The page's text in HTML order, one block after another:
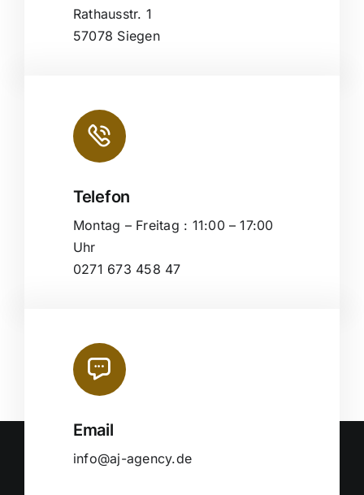
Rathausstr. 1
57078 Siegen
Telefon
Montag – Freitag : 11:00 – 17:00
Uhr
0271 673 458 47
Email
info@aj-agency.de